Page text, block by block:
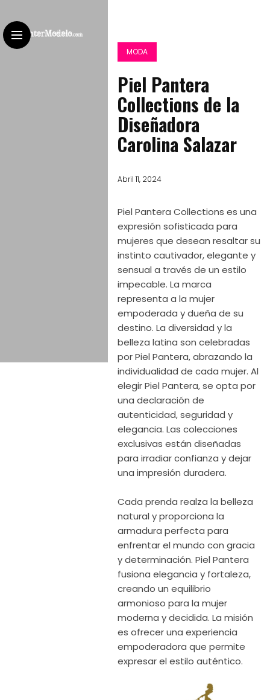
MODA
Piel Pantera
Collections de la
Diseñadora
Carolina Salazar
Abril 11, 2024
Piel Pantera Collections es una
expresión sofisticada para
mujeres que desean resaltar su
instinto cautivador, elegante y
sensual a través de un estilo
impecable. La marca
representa a la mujer
empoderada y dueña de su
destino. La diversidad y la
belleza latina son celebradas
por Piel Pantera, abrazando la
individualidad de cada mujer. Al
elegir Piel Pantera, se opta por
una declaración de
autenticidad, seguridad y
elegancia. Las colecciones
exclusivas están diseñadas
para irradiar confianza y dejar
una impresión duradera.
Cada prenda realza la belleza
natural y proporciona la
armadura perfecta para
enfrentar el mundo con gracia
y determinación. Piel Pantera
fusiona elegancia y fortaleza,
creando un equilibrio
armonioso para la mujer
moderna y decidida. La misión
es ofrecer una experiencia
empoderadora que permite
expresar el estilo auténtico.